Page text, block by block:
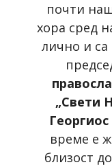
почти
хора сред
лично и
„Свети
време е
близост